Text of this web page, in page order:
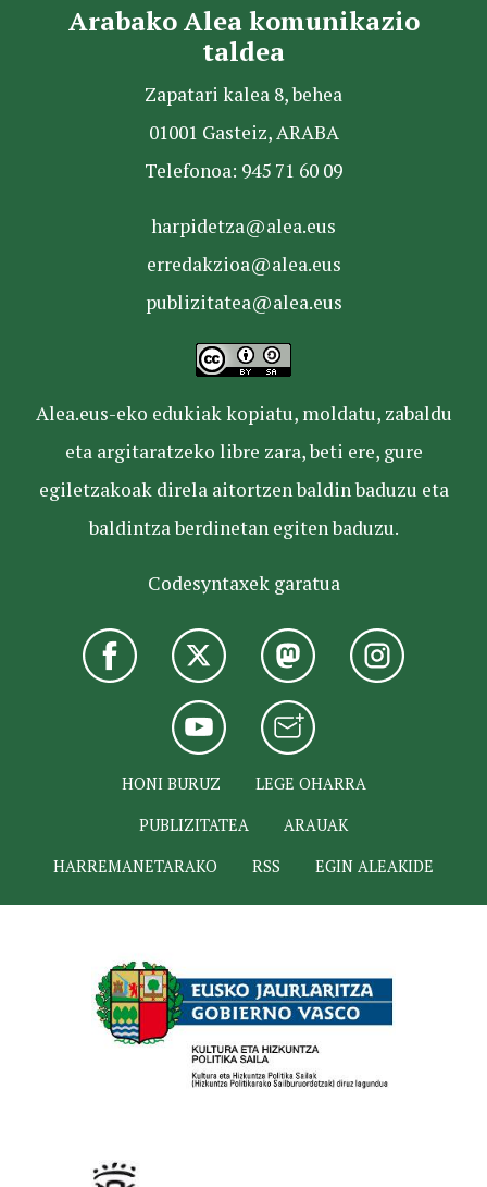
Arabako Alea komunikazio
taldea
Zapatari kalea 8, behea
01001 Gasteiz, ARABA
Telefonoa: 945 71 60 09
harpidetza@alea.eus
erredakzioa@alea.eus
publizitatea@alea.eus
Alea.eus-eko edukiak kopiatu, moldatu, zabaldu
eta argitaratzeko libre zara, beti ere, gure
egiletzakoak direla aitortzen baldin baduzu eta
baldintza berdinetan egiten baduzu.
Codesyntaxek garatua
HONI BURUZ
LEGE OHARRA
PUBLIZITATEA
ARAUAK
HARREMANETARAKO
RSS EGIN ALEAKIDE